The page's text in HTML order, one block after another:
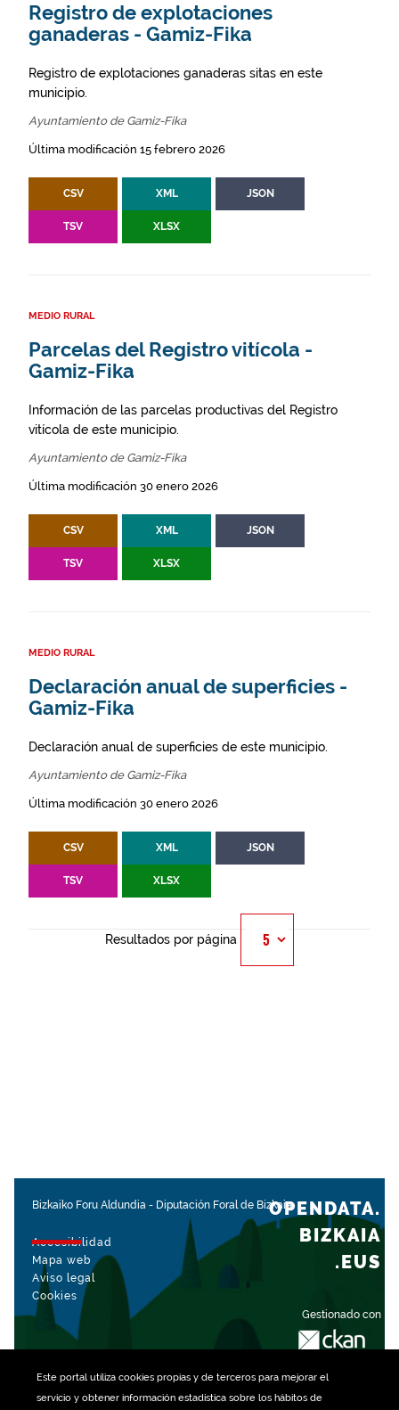
Este portal utiliza cookiespropias y de terceros para mejorar el
servicio y obtener información estadística sobre los hábitos de
Registro de explotaciones
ganaderas - Gamiz-Fika
Registro de explotaciones ganaderas sitas en este
municipio.
Ayuntamiento de Gamiz-Fika
Última modificación 15 febrero 2026
CSV XML JSON
TSV XLSX
MEDIO RURAL
Parcelas del Registro vitícola -
Gamiz-Fika
Información de las parcelas productivas del Registro
vitícola de este municipio.
Ayuntamiento de Gamiz-Fika
Última modificación 30 enero 2026
CSV XML JSON
TSV XLSX
MEDIO RURAL
Declaración anual de superficies -
Gamiz-Fika
Declaración anual de superficies de este municipio.
Ayuntamiento de Gamiz-Fika
Última modificación 30 enero 2026
CSV XML JSON
TSV XLSX
Resultados por página
Bizkaiko Foru Aldundia - Diputación Foral de Bizkaia
Accesibilidad
Mapa web
Aviso legal
Cookies
Gestionado con
OPENDATA.
BIZKAIA
.EUS